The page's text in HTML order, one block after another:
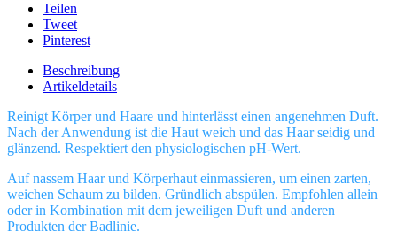
Teilen
Tweet
Pinterest
Beschreibung
Artikeldetails
Reinigt Körper und Haare und hinterlässt einen angenehmen Duft.
Nach der Anwendung ist die Haut weich und das Haar seidig und
glänzend. Respektiert den physiologischen pH-Wert.
Auf nassem Haar und Körperhaut einmassieren, um einen zarten,
weichen Schaum zu bilden. Gründlich abspülen. Empfohlen allein
oder in Kombination mit dem jeweiligen Duft und anderen
Produkten der Badlinie.